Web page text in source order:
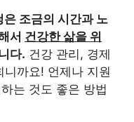
조금의 시간과 노
서 건강한 삶을 위
다. 건강 관리, 경제
까요! 언제나 지원
는 것도 좋은 방법